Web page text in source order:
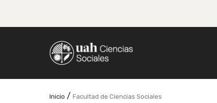
Inicio / Facultad de Ciencias Sociales